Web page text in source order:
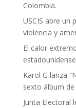
Colombia.
USCIS abre un
violencia y
El calor
Karol G lanza
sexto álbum
Junta Electoral